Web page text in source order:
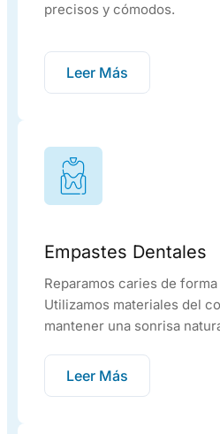
precisos y cómodos.
Leer Más
Empastes Dentales
Reparamos caries de
Utilizamos materiales del
mantener una sonrisa
Leer Más